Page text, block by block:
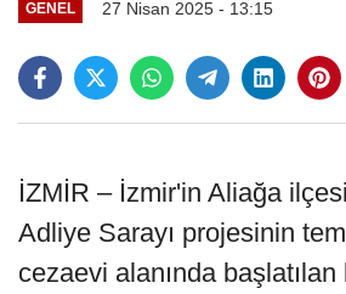
GENEL 27 Nisan 2025 - 13:15
İZMİR – İzmir'in Aliağa
Adliye Sarayı projesinin
cezaevi alanında başlatılan